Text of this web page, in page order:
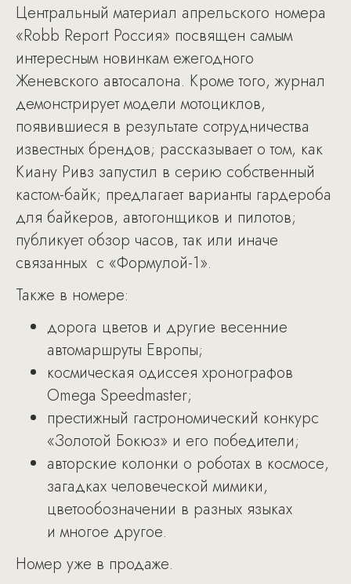
Центральный материал апрельского номера
«Robb Report Россия» посвящен самым
интересным новинкам ежегодного
Женевского автосалона. Кроме того, журнал
демонстрирует модели мотоциклов,
появившиеся в результате сотрудничества
известных брендов; рассказывает о том, как
Киану Ривз запустил в серию собственный
кастом-байк; предлагает варианты гардероба
для байкеров, автогонщиков и пилотов;
публикует обзор часов, так или иначе
связанных с «Формулой-1».
Также в номере:
дорога цветов и другие весенние
автомаршруты Европы;
космическая одиссея хронографов
Omega Speedmaster;
престижный гастрономический конкурс
«Золотой Бокюз» и его победители;
авторские колонки о роботах в космосе,
загадках человеческой мимики,
цветообозначении в разных языках
и многое другое.
Номер уже в продаже.